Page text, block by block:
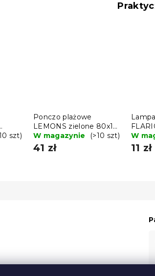
szt)
Ponczo plażowe
LEMONS zielone 80x145
cm
W magazynie (>10 szt)
41 zł
W
11 zł